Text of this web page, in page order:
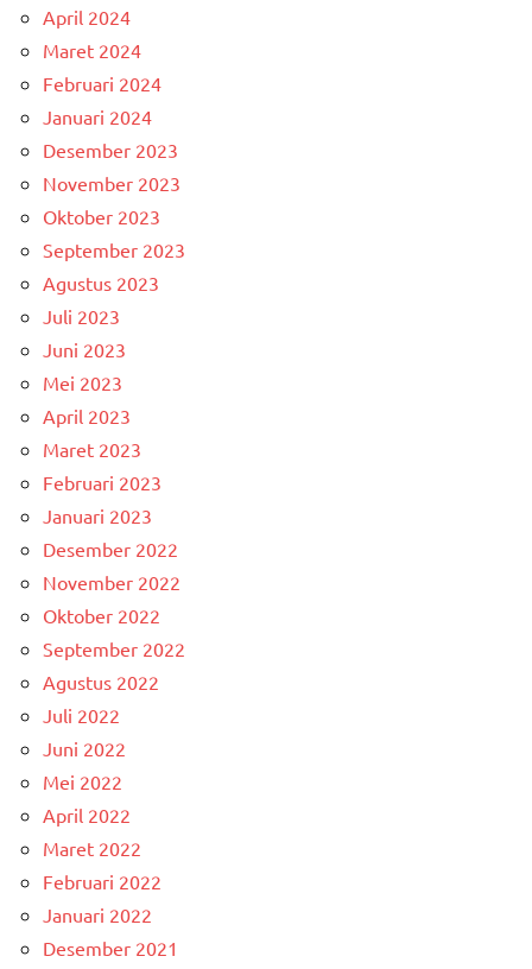
April 2024
Maret 2024
Februari 2024
Januari 2024
Desember 2023
November 2023
Oktober 2023
September 2023
Agustus 2023
Juli 2023
Juni 2023
Mei 2023
April 2023
Maret 2023
Februari 2023
Januari 2023
Desember 2022
November 2022
Oktober 2022
September 2022
Agustus 2022
Juli 2022
Juni 2022
Mei 2022
April 2022
Maret 2022
Februari 2022
Januari 2022
Desember 2021